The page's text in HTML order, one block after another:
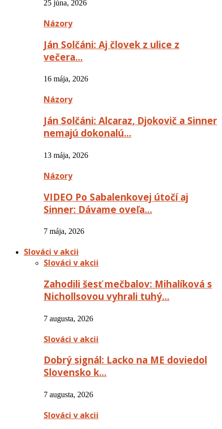
25 júna, 2026
Názory
Ján Solčáni: Aj človek z ulice z
večera…
16 mája, 2026
Názory
Ján Solčáni: Alcaraz, Djokovič a Sinner
nemajú dokonalú…
13 mája, 2026
Názory
VIDEO Po Sabalenkovej útočí aj
Sinner: Dávame oveľa…
7 mája, 2026
Slováci v akcii
Slováci v akcii
Zahodili šesť mečbalov: Mihalíková s
Nichollsovou vyhrali tuhý…
7 augusta, 2026
Slováci v akcii
Dobrý signál: Lacko na ME doviedol
Slovensko k…
7 augusta, 2026
Slováci v akcii